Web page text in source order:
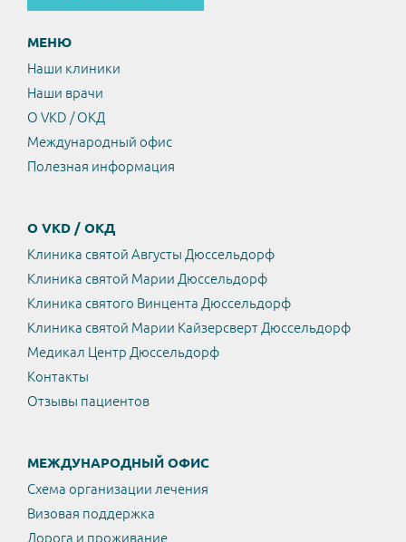
МЕНЮ
Наши клиники
Наши врачи
О VKD / ОКД
Международный офис
Полезная информация
О VKD / ОКД
Клиника святой Августы Дюссельдорф
Клиника святой Марии Дюссельдорф
Клиника святого Винцента Дюссельдорф
Клиника святой Марии Кайзерсверт Дюссельдорф
Медикал Центр Дюссельдорф
Контакты
Отзывы пациентов
МЕЖДУНАРОДНЫЙ ОФИС
Схема организации лечения
Визовая поддержка
Дорога и проживание